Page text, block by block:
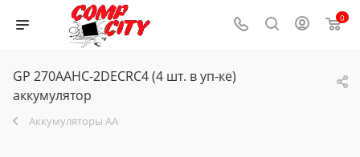
0
GP 270AAHC-2DECRC4 (4 шт. в уп-ке)
аккумулятор
Аккумуляторы AA